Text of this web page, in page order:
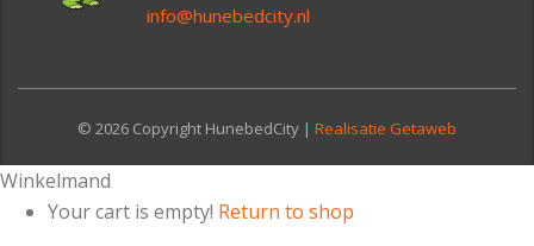
info@hunebedcity.nl
© 2026 Copyright HunebedCity | Realisatie Getaweb
Winkelmand
Your cart is empty! Return to shop